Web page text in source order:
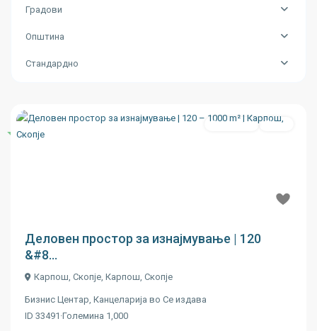
Градови
Општина
Стандардно
Се издава Ново
Истакнати
Деловен простор за изнајмување | 120
&#8...
Карпош, Скопје, Карпош, Скопје
Бизнис Центар, Канцеларија во Се издава
ID 33491 ·Големина 1,000